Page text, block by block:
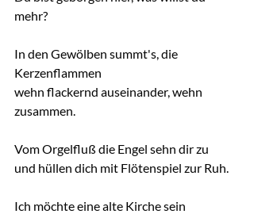
mehr?
In den Gewölben summt's, die
Kerzenflammen
wehn flackernd auseinander, wehn
zusammen.
Vom Orgelfluß die Engel sehn dir zu
und hüllen dich mit Flötenspiel zur Ruh.
Ich möchte eine alte Kirche sein